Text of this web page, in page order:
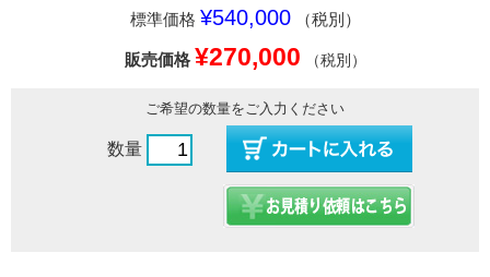
標準価格 ¥540,000 （税別）
販売価格 ¥270,000 （税別）
ご希望の数量をご入力ください
数量